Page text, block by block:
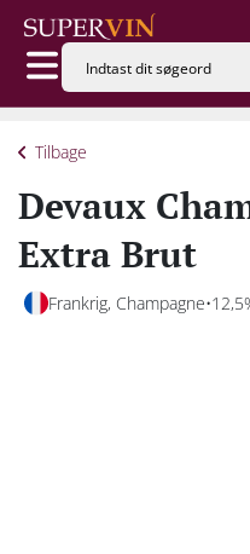
Tilbage
Devaux
Extra Brut
Frankrig, Champagne